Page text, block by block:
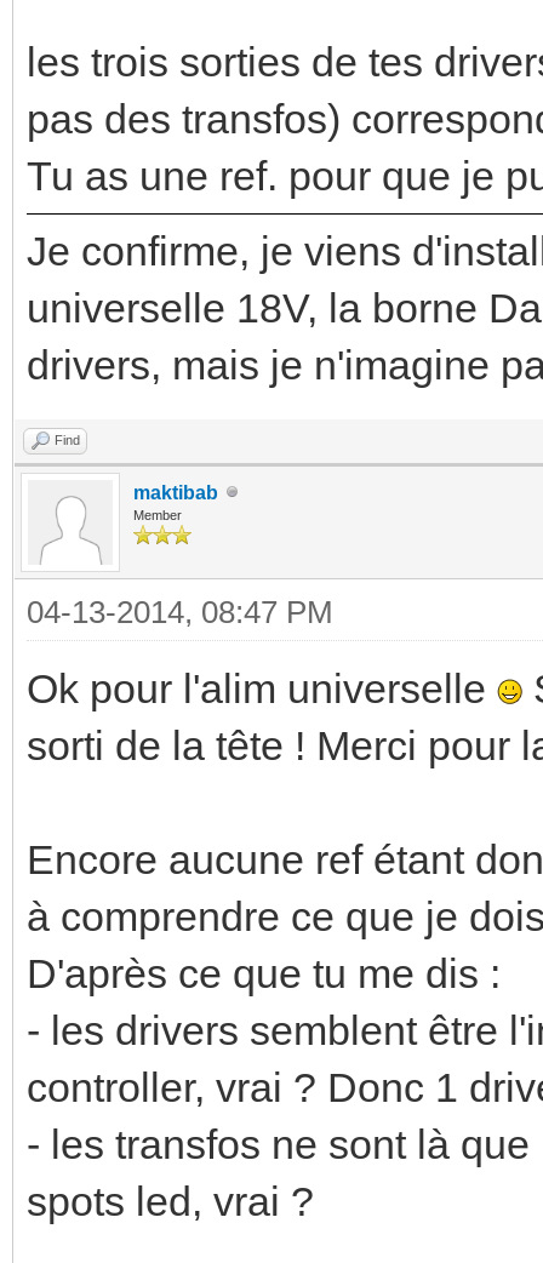
les trois sorties de tes
pas des transfos)
Tu as une ref. pour que je
Je confirme, je viens
universelle 18V, la borne
drivers, mais je n'imagine
Find
maktibab
Member
04-13-2014, 08:47 PM
Ok pour l'alim universelle
sorti de la tête ! Merci pour
Encore aucune ref étant
à comprendre ce que je
D'après ce que tu me dis :
- les drivers semblent être
controller, vrai ? Donc 1
- les transfos ne sont là
spots led, vrai ?